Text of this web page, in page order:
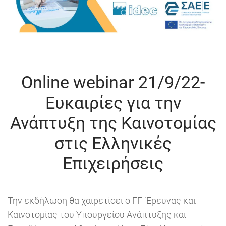
Online webinar 21/9/22-
Ευκαιρίες για την
Ανάπτυξη της Καινοτομίας
στις Ελληνικές
Επιχειρήσεις
Την εκδήλωση θα χαιρετίσει ο ΓΓ Έρευνας και
Καινοτομίας του Υπουργείου Ανάπτυξης και